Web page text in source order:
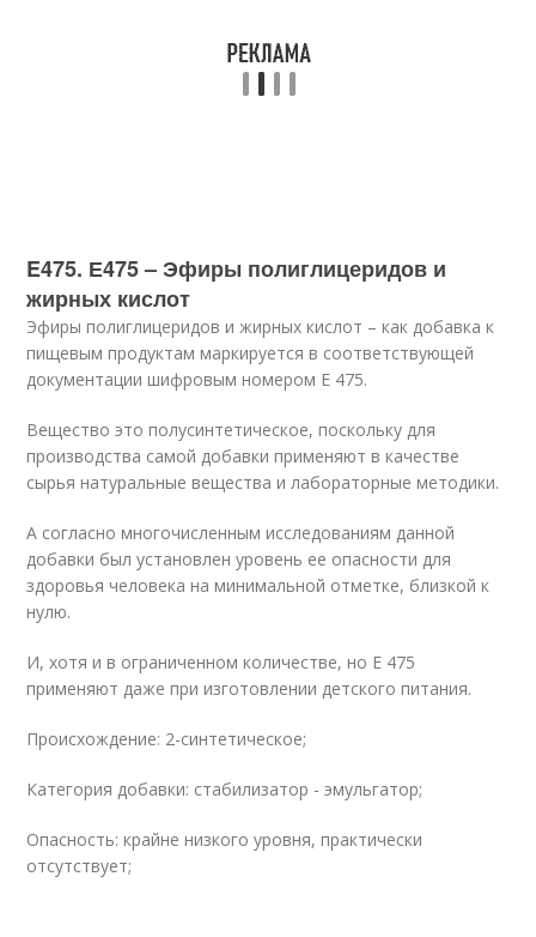
E475. Е475 – Эфиры полиглицеридов и
жирных кислот
Эфиры полиглицеридов и жирных кислот – как добавка к
пищевым продуктам маркируется в соответствующей
документации шифровым номером Е 475.
Вещество это полусинтетическое, поскольку для
производства самой добавки применяют в качестве
сырья натуральные вещества и лабораторные методики.
А согласно многочисленным исследованиям данной
добавки был установлен уровень ее опасности для
здоровья человека на минимальной отметке, близкой к
нулю.
И, хотя и в ограниченном количестве, но Е 475
применяют даже при изготовлении детского питания.
Происхождение: 2-синтетическое;
Категория добавки: стабилизатор - эмульгатор;
Опасность: крайне низкого уровня, практически
отсутствует;